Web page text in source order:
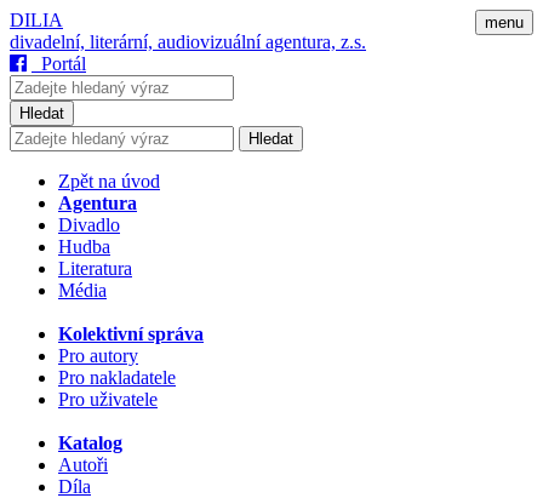
menu
DILIA
divadelní, literární, audiovizuální agentura, z.s.
Portál
Hledat
Hledat
Zpět na úvod
Agentura
Divadlo
Hudba
Literatura
Média
Kolektivní správa
Pro autory
Pro nakladatele
Pro uživatele
Katalog
Autoři
Díla